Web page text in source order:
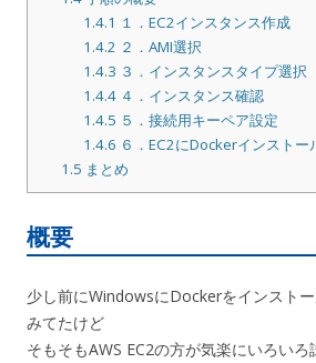
1.4.1 １．EC2インスタンス作成
1.4.2 ２．AMI選択
1.4.3 ３．インスタンスタイプ選択
1.4.4４．インスタンス確認
1.4.5 ５．接続用キーペア設定
1.4.6 ６．EC2にDockerインストー
1.5 まとめ
概要
少し前にWindowsにDockerをインスト
みてたけど
そもそもAWS EC2の方が気楽にいろい